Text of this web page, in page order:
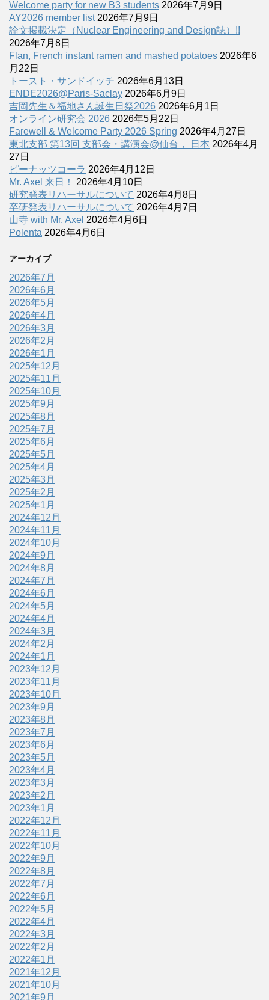
Welcome party for new B3 students 2026年7月9日
AY2026 member list 2026年7月9日
論文掲載決定（Nuclear Engineering and Design誌）!!
2026年7月8日
Flan, French instant ramen and mashed potatoes 2026年6
月22日
トースト・サンドイッチ 2026年6月13日
ENDE2026@Paris-Saclay 2026年6月9日
吉岡先生＆福地さん誕生日祭2026 2026年6月1日
オンライン研究会 2026 2026年5月22日
Farewell & Welcome Party 2026 Spring 2026年4月27日
東北支部 第13回 支部会・講演会@仙台， 日本 2026年4月
27日
ピーナッツコーラ 2026年4月12日
Mr. Axel 来日！
2026年4月10日
研究発表リハーサルについて 2026年4月8日
卒研発表リハーサルについて 2026年4月7日
山寺 with Mr. Axel 2026年4月6日
Polenta 2026年4月6日
アーカイブ
2026年7月
2026年6月
2026年5月
2026年4月
2026年3月
2026年2月
2026年1月
2025年12月
2025年11月
2025年10月
2025年9月
2025年8月
2025年7月
2025年6月
2025年5月
2025年4月
2025年3月
2025年2月
2025年1月
2024年12月
2024年11月
2024年10月
2024年9月
2024年8月
2024年7月
2024年6月
2024年5月
2024年4月
2024年3月
2024年2月
2024年1月
2023年12月
2023年11月
2023年10月
2023年9月
2023年8月
2023年7月
2023年6月
2023年5月
2023年4月
2023年3月
2023年2月
2023年1月
2022年12月
2022年11月
2022年10月
2022年9月
2022年8月
2022年7月
2022年6月
2022年5月
2022年4月
2022年3月
2022年2月
2022年1月
2021年12月
2021年10月
2021年9月